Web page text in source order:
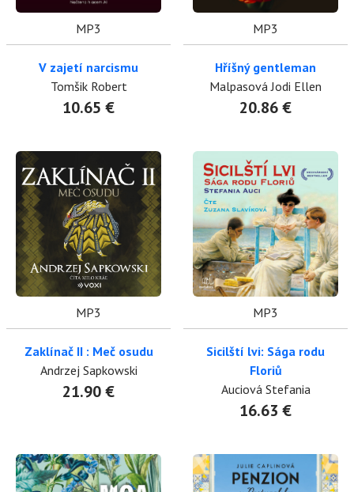
MP3
V zajetí narcismu
Tomšik Robert
10.65 €
MP3
Hříšný gentleman
Malpasová Jodi Ellen
20.86 €
MP3
Zaklínač II : Meč osudu
Andrzej Sapkowski
21.90 €
MP3
Sicilští lvi: Sága rodu
Floriů
Auciová Stefania
16.63 €